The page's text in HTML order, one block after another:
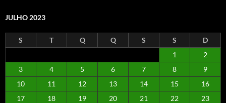
JULHO 2023
S T Q Q S S
D
1
2
3
4 5 6 7 8
9
10
11 12 13 14 15
16
17
18 19 20 21 22
23